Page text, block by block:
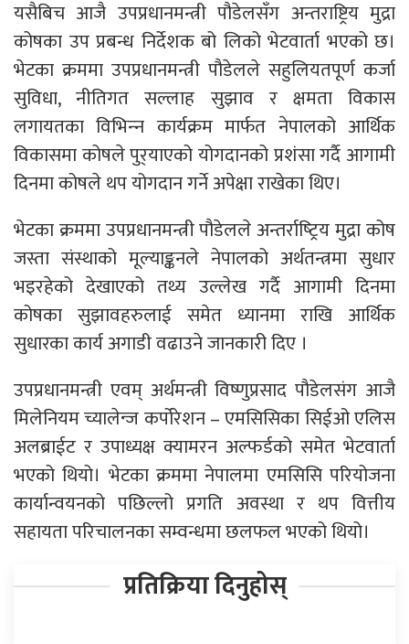
यसैबिच आजै उपप्रधानमन्त्री पौडेलसँग अन्तराष्ट्रिय मुद्रा
कोषका उप प्रबन्ध निर्देशक बो लिको भेटवार्ता भएको छ।
भेटका क्रममा उपप्रधानमन्त्री पौडेलले सहुलियतपूर्ण कर्जा
सुविधा, नीतिगत सल्लाह सुझाव र क्षमता विकास
लगायतका विभिन्‍न कार्यक्रम मार्फत नेपालको आर्थिक
विकासमा कोषले पुर्‌याएको योगदानको प्रशंसा गर्दै आगामी
दिनमा कोषले थप योगदान गर्ने अपेक्षा राखेका थिए।
भेटका क्रममा उपप्रधानमन्त्री पौडेलले अन्तर्राष्‍ट्रिय मुद्रा कोष
जस्ता संस्थाको मूल्याङ्कनले नेपालको अर्थतन्त्रमा सुधार
भइरहेको देखाएको तथ्य उल्लेख गर्दै आगामी दिनमा
कोषका सुझावहरुलाई समेत ध्यानमा राखि आर्थिक
सुधारका कार्य अगाडी वढाउने जानकारी दिए ।
उपप्रधानमन्त्री एवम् अर्थमन्त्री विष्णुप्रसाद पौडेलसंग आजै
मिलेनियम च्यालेन्ज कर्पोरेशन – एमसिसिका सिईओ एलिस
अलब्राईट र उपाध्यक्ष क्यामरन अल्फर्डको समेत भेटवार्ता
भएको थियो। भेटका क्रममा नेपालमा एमसिसि परियोजना
कार्यान्वयनको पछिल्लो प्रगति अवस्था र थप वित्तीय
सहायता परिचालनका सम्वन्धमा छलफल भएको थियो।
प्रतिक्रिया दिनुहोस्